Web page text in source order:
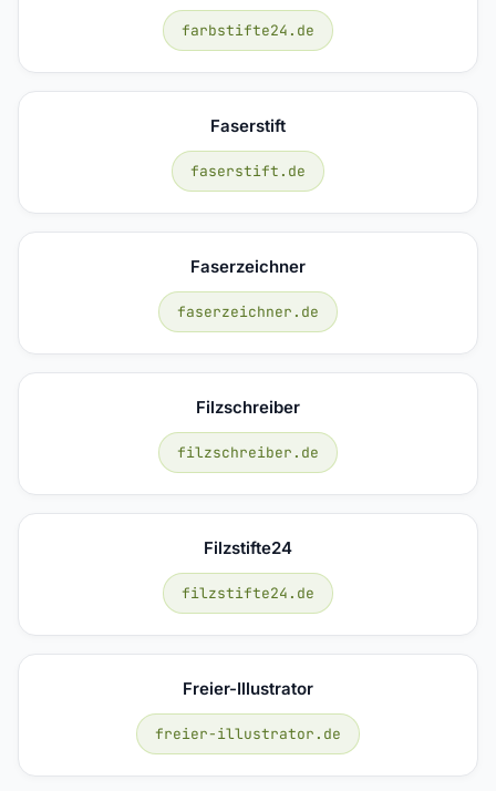
farbstifte24.de
Faserstift
faserstift.de
Faserzeichner
faserzeichner.de
Filzschreiber
filzschreiber.de
Filzstifte24
filzstifte24.de
Freier-Illustrator
freier-illustrator.de